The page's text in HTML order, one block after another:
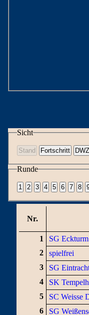
Sicht
Runde
Nr.
1 SG Eckturm
2
spielfrei
3
SG
4
SK
5
SC Weisse
6
SG